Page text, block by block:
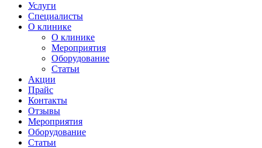
Услуги
Специалисты
О клинике
О клинике
Мероприятия
Оборудование
Статьи
Акции
Прайс
Контакты
Отзывы
Мероприятия
Оборудование
Статьи